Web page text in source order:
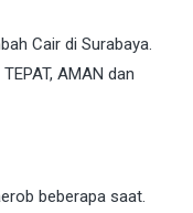
beberapa saat.